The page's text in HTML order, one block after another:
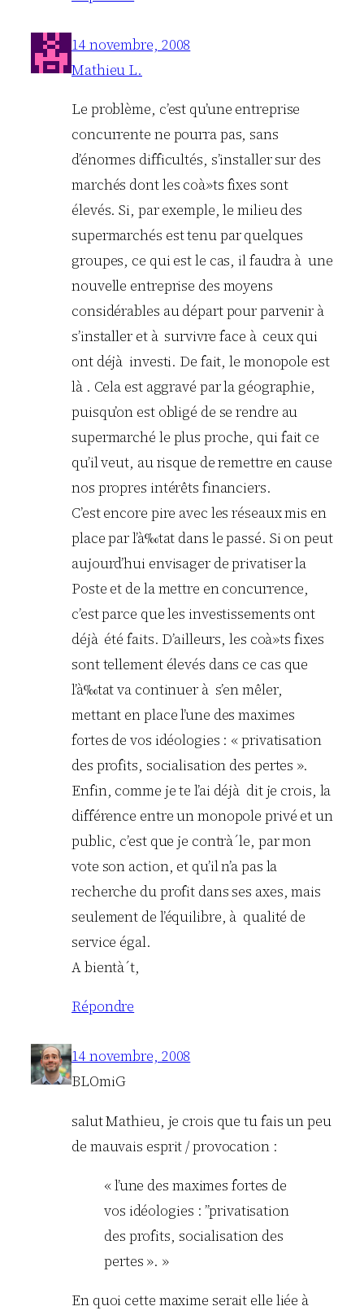
14 novembre, 2008
Mathieu L.
Le problème, c’est qu’une entreprise
concurrente ne pourra pas, sans
d’énormes difficultés, s’installer sur des
marchés dont les coà»ts fixes sont
élevés. Si, par exemple, le milieu des
supermarchés est tenu par quelques
groupes, ce qui est le cas, il faudra à une
nouvelle entreprise des moyens
considérables au départ pour parvenir à
s’installer et à survivre face à ceux qui
ont déjà investi. De fait, le monopole est
là . Cela est aggravé par la géographie,
puisqu’on est obligé de se rendre au
supermarché le plus proche, qui fait ce
qu’il veut, au risque de remettre en cause
nos propres intérêts financiers.
C’est encore pire avec les réseaux mis en
place par l’à‰tat dans le passé. Si on peut
aujourd’hui envisager de privatiser la
Poste et de la mettre en concurrence,
c’est parce que les investissements ont
déjà été faits. D’ailleurs, les coà»ts fixes
sont tellement élevés dans ce cas que
l’à‰tat va continuer à s’en mêler,
mettant en place l’une des maximes
fortes de vos idéologies : « privatisation
des profits, socialisation des pertes ».
Enfin, comme je te l’ai déjà dit je crois, la
différence entre un monopole privé et un
public, c’est que je contrà´le, par mon
vote son action, et qu’il n’a pas la
recherche du profit dans ses axes, mais
seulement de l’équilibre, à qualité de
service égal.
A bientà´t,
Répondre
14 novembre, 2008
BLOmiG
salut Mathieu, je crois que tu fais un peu
de mauvais esprit / provocation :
« l’une des maximes fortes de
vos idéologies : ”privatisation
des profits, socialisation des
pertes ». »
En quoi cette maxime serait elle liée à